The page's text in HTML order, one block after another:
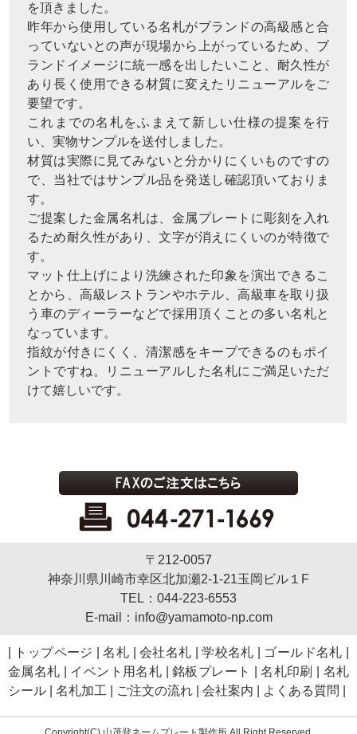
を頂きました。
昨年から使用している名札がブランドの高級感と合
っていないとの声が現場から上がっているため、ブ
ランドイメージに統一感を出したいこと、耐久性が
あり長く使用できる材質に変えたリニューアルをご
要望です。
これまでの名札をふまえて新しい仕様の提案を行
い、実物サンプルを送付しました。
材質は実際に見てみないと分かりにくいものですの
で、当社ではサンプル品を発送し確認頂いておりま
す。
ご提案した金属名札は、金属プレートに彫刻を入れ
るため耐久性があり、文字が消えにくいのが特徴で
す。
マット仕上げにより洗練された印象を演出できるこ
とから、高級レストランやホテル、高級車を取り扱
う車のディーラーなどで採用頂くことの多い名札と
なっています。
指紋が付きにくく、清潔感をキープできるのもポイ
ントですね。リニューアルした名札にご満足いただ
けて嬉しいです。
〒212-0057
神奈川県川崎市幸区北加瀬2-1-21玉岡ビル１F
TEL：044-223-6553
E-mail：info@yamamoto-np.com
トップページ |名札 会社名札 |学校名札 ゴールド名札
金属名札
イベント用名札 |銘板プレート |名札印刷
名札
シール
名札加工 ご注文の流れ 会社案内 よくある質問